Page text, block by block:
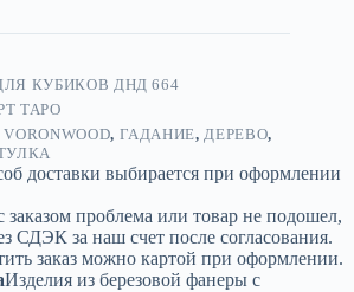
КУБИКОВ ДНД 664
ТАРО
VORONWOOD, ГАДАНИЕ,ДЕРЕВО,
доставки выбирается при оформлении
заказом проблема или товар не подошел,
СДЭК за наш счет после согласования.
заказ можно картой при оформлении.
Изделия из березовой фанеры с